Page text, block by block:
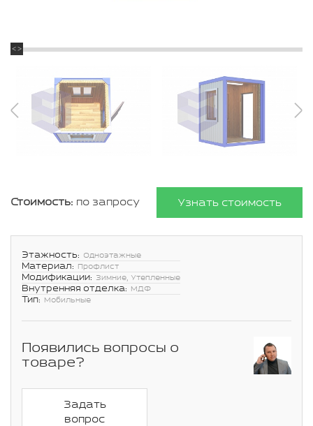
Стоимость: по запросу Узнать стоимость
Этажность: Одноэтажные
Материал: Профлист
Модификации: Зимние, Утепленные
Внутренняя отделка: МДФ
Тип: Мобильные
Появились вопросы о
товаре?
Задать
вопрос